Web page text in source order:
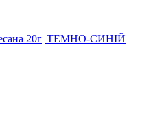
20г| ТЕМНО-СИНІЙ